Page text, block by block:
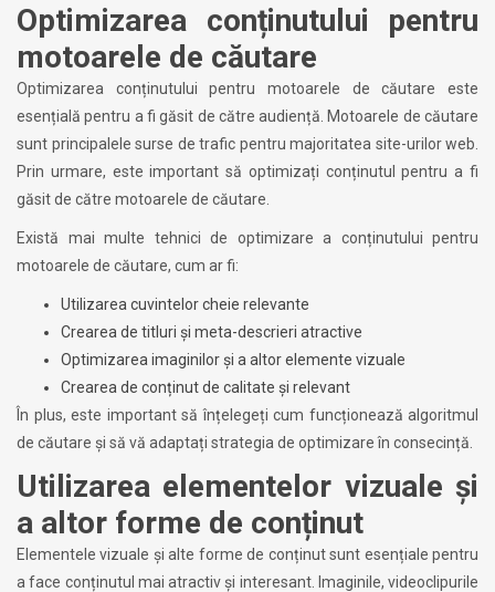
Optimizarea conținutului pentru
motoarele de căutare
Optimizarea conținutului pentru motoarele de căutare este
esențială pentru a fi găsit de către audiență. Motoarele de căutare
sunt principalele surse de trafic pentru majoritatea site-urilor web.
Prin urmare, este important să optimizați conținutul pentru a fi
găsit de către motoarele de căutare.
Există mai multe tehnici de optimizare a conținutului pentru
motoarele de căutare, cum ar fi:
Utilizarea cuvintelor cheie relevante
Crearea de titluri și meta-descrieri atractive
Optimizarea imaginilor și a altor elemente vizuale
Crearea de conținut de calitate și relevant
În plus, este important să înțelegeți cum funcționează algoritmul
de căutare și să vă adaptați strategia de optimizare în consecință.
Utilizarea elementelor vizuale și
a altor forme de conținut
Elementele vizuale și alte forme de conținut sunt esențiale pentru
a face conținutul mai atractiv și interesant. Imaginile, videoclipurile